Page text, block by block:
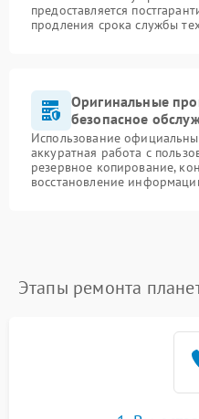
предоставляется
продления срока службы
Оригинальные
безопасное
Использование
аккуратная работа с
резервное копирование,
восстановление
Этапы ремонта